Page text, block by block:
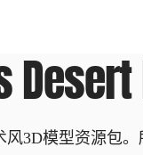
3D模型资源包